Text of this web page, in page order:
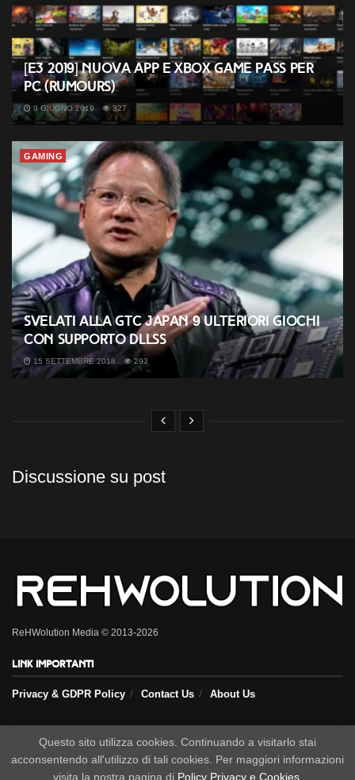
[E3 2019] Nuova app e Xbox Game Pass per
PC (rumours)
9 GIUGNO 2019 327
GAMING
Svelati alla GTC Japan 9 ulteriori giochi
con supporto DLLSS
15 SETTEMBRE 2018 293
Discussione su post
ReHWolution Media © 2013-2026
Link importanti
Privacy & GDPR Policy Contact Us About Us
Seguici sui nostri social
Questo sito utilizza cookies. Continuando a visitarlo stai
acconsentendo all'utilizzo di tali cookies. Per maggiori informazioni
visita la nostra pagina di Policy Privacy e Cookies.